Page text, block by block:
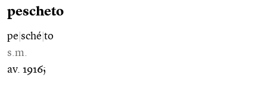
pescheto
pe sché to
s.m.
av. 1916;